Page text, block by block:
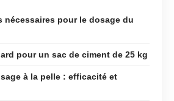
nécessaires pour le dosage du
pour un sac de ciment de 25 kg
à la pelle : efficacité et